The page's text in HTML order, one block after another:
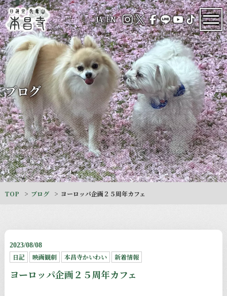
JA/EN
ブログ
TOP ブログ ヨーロッパ企画２５周年カフェ
2023/08/08
日記 映画観劇 本昌寺かいわい 新着情報
ヨーロッパ企画２５周年カフェ